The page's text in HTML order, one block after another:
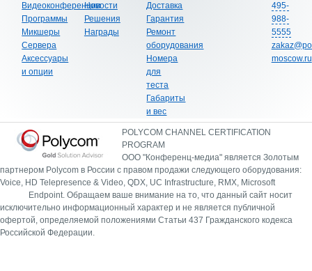
Видеоконференции
Программы
Микшеры
Сервера
Аксессуары
и опции
Новости
Решения
Награды
Доставка
Гарантия
Ремонт
оборудования
Номера
для
теста
Габариты
и вес
495-
988-
5555
moscow.ru
POLYCOM CHANNEL CERTIFICATION
PROGRAM
ООО "Конференц-медиа" является Золотым
партнером Polycom в России с правом продажи следующего оборудования:
Voice, HD Telepresence & Video, QDX, UC Infrastructure, RMX, Microsoft
Endpoint. Обращаем ваше внимание на то, что данный сайт носит
исключительно информационный характер и не является публичной
офертой, определяемой положениями Статьи 437 Гражданского кодекса
Российской Федерации.